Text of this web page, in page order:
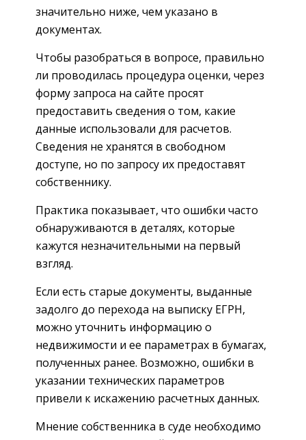
значительно ниже, чем указано в
документах.
Чтобы разобраться в вопросе, правильно
ли проводилась процедура оценки, через
форму запроса на сайте просят
предоставить сведения о том, какие
данные использовали для расчетов.
Сведения не хранятся в свободном
доступе, но по запросу их предоставят
собственнику.
Практика показывает, что ошибки часто
обнаруживаются в деталях, которые
кажутся незначительными на первый
взгляд.
Если есть старые документы, выданные
задолго до перехода на выписку ЕГРН,
можно уточнить информацию о
недвижимости и ее параметрах в бумагах,
полученных ранее. Возможно, ошибки в
указании технических параметров
привели к искажению расчетных данных.
Мнение собственника в суде необходимо